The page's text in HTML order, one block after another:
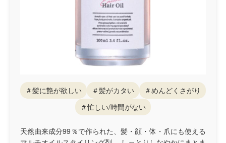
＃髪に艶が欲しい ＃髪がカタい
＃めんどくさがり
＃忙しい/時間がない
天然由来成分99％で作られた、髪・顔・体・爪にも使える